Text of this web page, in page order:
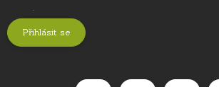
.
Přihlásit se